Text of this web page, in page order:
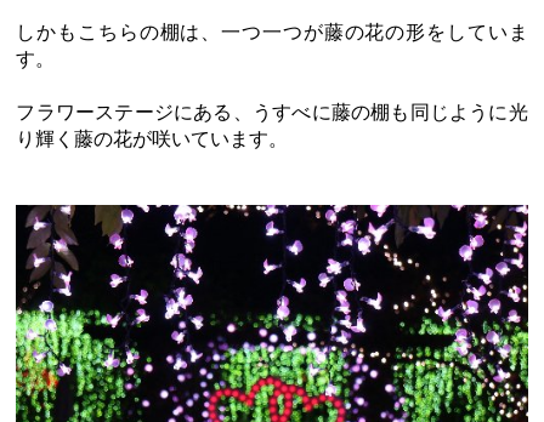
しかもこちらの棚は、一つ一つが藤の花の形をしていま
す。
フラワーステージにある、うすべに藤の棚も同じように光
り輝く藤の花が咲いています。